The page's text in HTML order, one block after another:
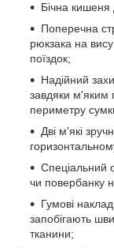
Бічна кишеня
Поперечна
рюкзака на
поїздок;
Надійний
завдяки м'яким
периметру
Дві м'які
Спеціальний
чи повербанку
Гумові
запобігають
тканини;